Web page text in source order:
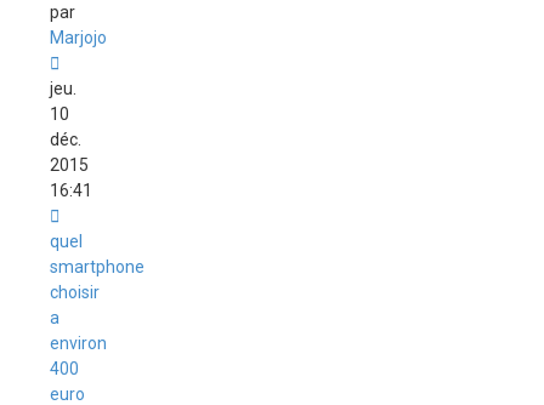
par
Marjojo
jeu.
10
déc.
2015
16:41
quel
smartphone
choisir
a
environ
400
euro